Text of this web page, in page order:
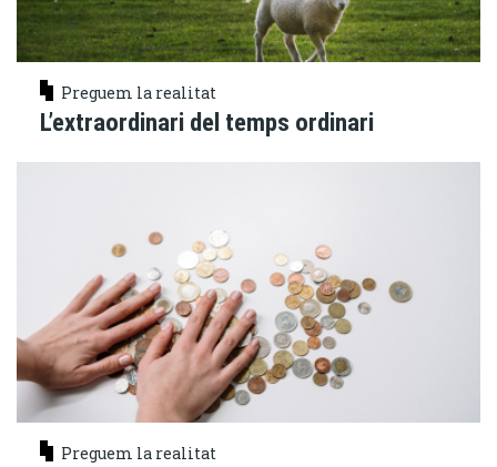
Preguem la realitat
L’extraordinari del temps ordinari
Preguem la realitat